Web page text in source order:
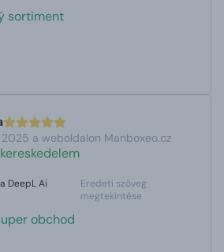
sortiment
2025 a weboldalon Manboxeo.cz
DeepL Ai
Eredeti szöveg
megtekintése
obchod